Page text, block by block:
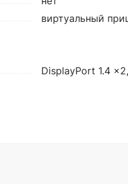
виртуальный
DisplayPort 1.4